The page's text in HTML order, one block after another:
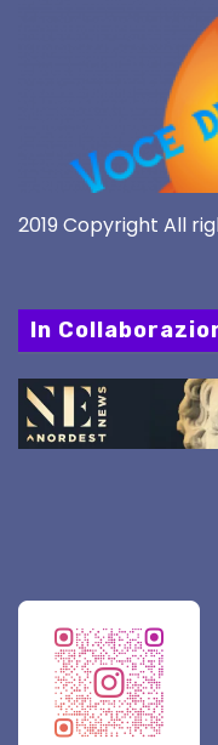
2019 Copyright All
In